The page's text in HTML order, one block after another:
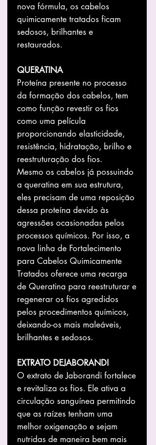
nova fórmula, os cabelos
quimicamente tratados ficam
sedosos, brilhantes e
restaurados.
QUERATINA
Proteína presente no processo
da formação dos cabelos, tem
como função revestir os fios
como uma película
proporcionando elasticidade,
resistência, hidratação, brilho e
reestruturação dos fios.
Mesmo os cabelos já possuindo
a queratina em sua estrutura,
eles precisam de uma reposição
dessa proteína devido às
agressões ocasionadas pelos
processos químicos. Por isso, a
nova linha de Fortalecimento
para Cabelos Quimicamente
Tratados oferece uma recarga
de Queratina para reestruturar e
regenerar os fios agredidos
pelos procedimentos químicos,
deixando-os mais maleáveis,
brilhantes e sedosos.
EXTRATO DEJABORANDI
O extrato de Jaborandi fortalece
e revitaliza os fios. Ele ativa a
circulação sanguínea permitindo
que as raízes tenham uma
melhor oxigenação e sejam
nutridas de maneira bem mais